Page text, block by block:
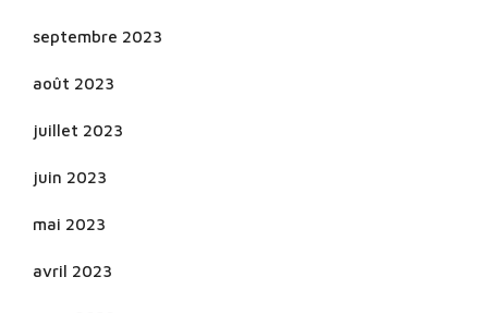
septembre 2023
août 2023
juillet 2023
juin 2023
mai 2023
avril 2023